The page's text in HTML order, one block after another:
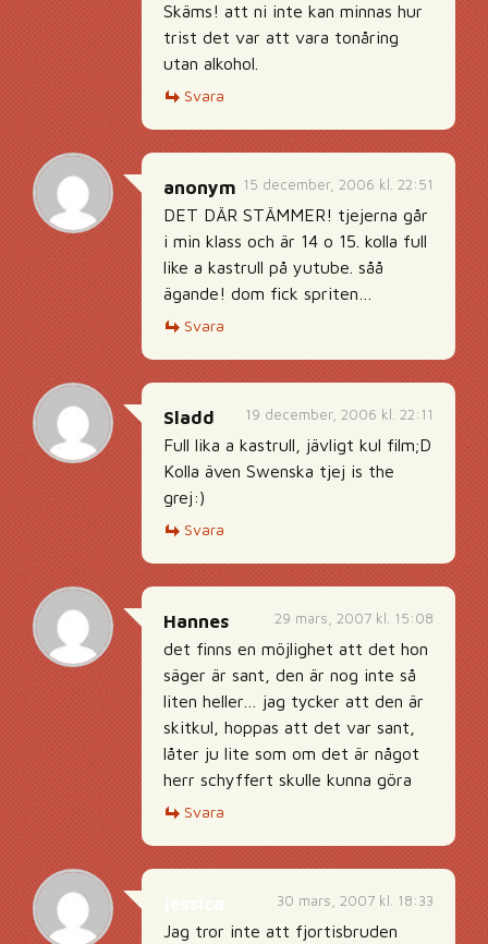
Skäms! att ni inte kan minnas hur
trist det var att vara tonåring
utan alkohol.
Svara
15 december, 2006 kl. 22:51
anonym
DET DÄR STÄMMER! tjejerna går
i min klass och är 14 o 15. kolla full
like a kastrull på yutube. såå
ägande! dom fick spriten…
Svara
19 december, 2006 kl. 22:11
Sladd
Full lika a kastrull, jävligt kul film;D
Kolla även Swenska tjej is the
grej:)
Svara
29 mars, 2007 kl. 15:08
Hannes
det finns en möjlighet att det hon
säger är sant, den är nog inte så
liten heller… jag tycker att den är
skitkul, hoppas att det var sant,
låter ju lite som om det är något
herr schyffert skulle kunna göra
Svara
30 mars, 2007 kl. 18:33
Jag tror inte att fjortisbruden